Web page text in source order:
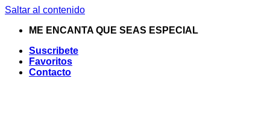
Saltar al contenido
ME ENCANTA QUE SEAS ESPECIAL
Suscribete
Favoritos
Contacto